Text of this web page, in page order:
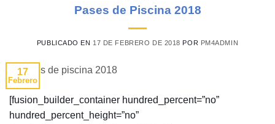
Pases de Piscina 2018
PUBLICADO EN 17 DE FEBRERO DE 2018 POR PM4ADMIN
17
Febrero
[fusion_builder_container hundred_percent=”no”
hundred_percent_height=”no”